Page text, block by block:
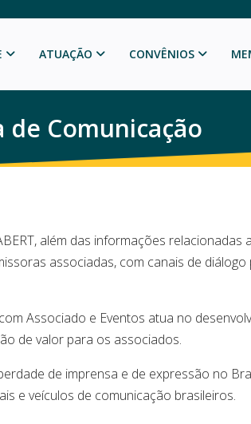
ATUAÇÃO CONVÊNIOS
Comunicação
além das informações
associadas, com canais de
Associado e Eventos atua no
de valor para os associados.
de imprensa e de expressão no
e veículos de comunicação brasileiros.